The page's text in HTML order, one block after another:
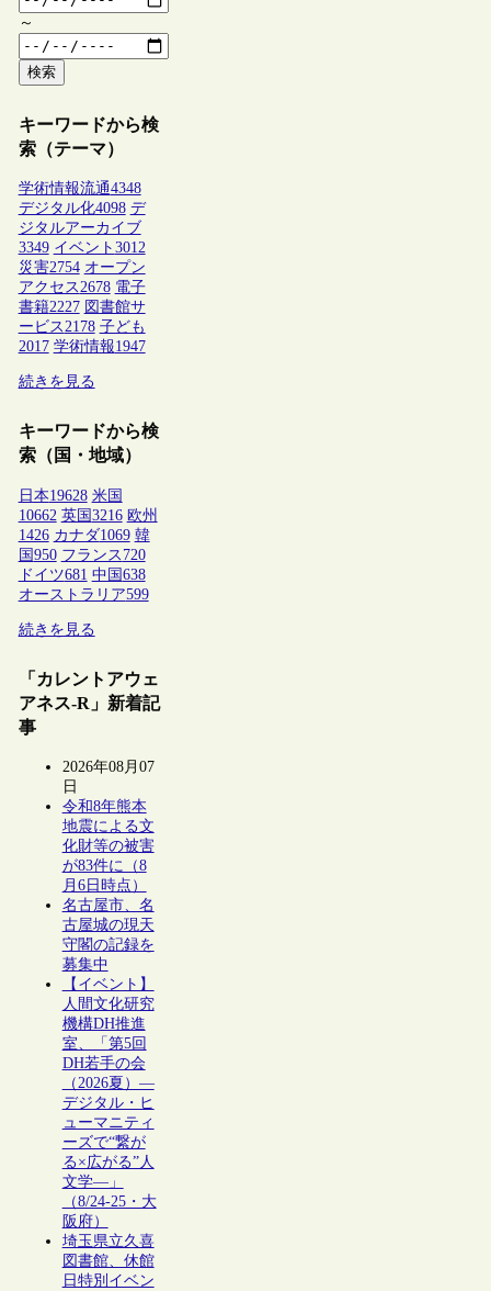
～
検索
キーワードから検
索（テーマ）
学術情報流通4348
デジタル化4098 デ
ジタルアーカイブ
3349 イベント 3012
災害2754 オープン
アクセス2678 電子
書籍2227 図書館サ
ービス2178 子ども
2017 学術情報1947
続きを見る
キーワードから検
索（国・地域）
日本19628 米国
10662 英国3216 欧州
1426 カナダ1069 韓
国950 フランス 720
ドイツ681 中国638
オーストラリア599
続きを見る
「カレントアウェ
アネス-R」新着記
事
2026年08月07
日
令和8年熊本
地震による文
化財等の被害
が83件に（8
月6日時点）
名古屋市、名
古屋城の現天
守閣の記録を
募集中
【イベント】
人間文化研究
機構DH推進
室、「第5回
DH若手の会
（2026夏）―
デジタル・ヒ
ューマニティ
ーズで“繋が
る×広がる”人
文学―」
（8/24-25・大
阪府）
埼玉県立久喜
図書館、休館
日特別イベン